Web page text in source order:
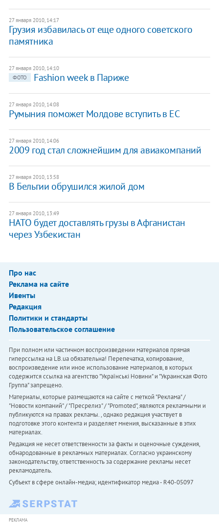
27 января 2010, 14:17
Грузия избавилась от еще одного советского
памятника
27 января 2010, 14:10
ФОТО
Fashion week в Париже
27 января 2010, 14:08
Румыния поможет Молдове вступить в ЕС
27 января 2010, 14:06
2009 год стал сложнейшим для авиакомпаний
27 января 2010, 13:58
В Бельгии обрушился жилой дом
27 января 2010, 13:49
НАТО будет доставлять грузы в Афганистан
через Узбекистан
Про нас
Реклама на сайте
Ивенты
Редакция
Политики и стандарты
Пользовательское соглашение
При полном или частичном воспроизведении материалов прямая
гиперссылка на LB.ua обязательна! Перепечатка, копирование,
воспроизведение или иное использование материалов, в которых
содержится ссылка на агентство "Українськi Новини" и "Украинская Фото
Группа" запрещено.
Материалы, которые размещаются на сайте с меткой "Реклама" /
"Новости компаний" / "Пресрелиз" / "Promoted", являются рекламными и
публикуются на правах рекламы. , однако редакция участвует в
подготовке этого контента и разделяет мнения, высказанные в этих
материалах.
Редакция не несет ответственности за факты и оценочные суждения,
обнародованные в рекламных материалах. Согласно украинскому
законодательству, ответственность за содержание рекламы несет
рекламодатель.
Субъект в сфере онлайн-медиа; идентификатор медиа - R40-05097
РЕКЛАМА